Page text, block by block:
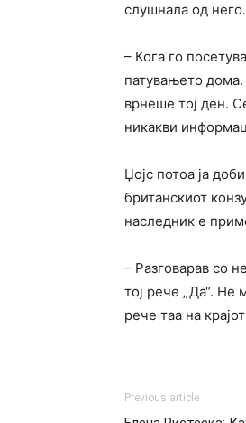
слушнала од
– Кога го
патувањето
врнеше тој ден.
никакви
Џојс потоа ја
британскиот
наследник е
– Разговарав со
тој рече „Да“.
рече таа на
Previous article